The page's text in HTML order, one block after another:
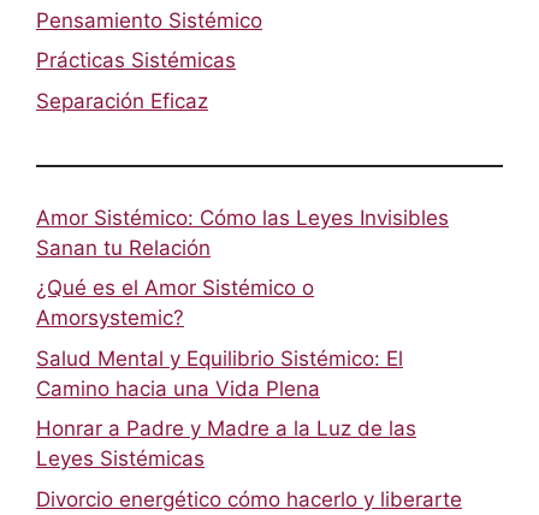
Pensamiento Sistémico
Prácticas Sistémicas
Separación Eficaz
Amor Sistémico: Cómo las Leyes Invisibles
Sanan tu Relación
¿Qué es el Amor Sistémico o
Amorsystemic?
Salud Mental y Equilibrio Sistémico: El
Camino hacia una Vida Plena
Honrar a Padre y Madre a la Luz de las
Leyes Sistémicas
Divorcio energético cómo hacerlo y liberarte